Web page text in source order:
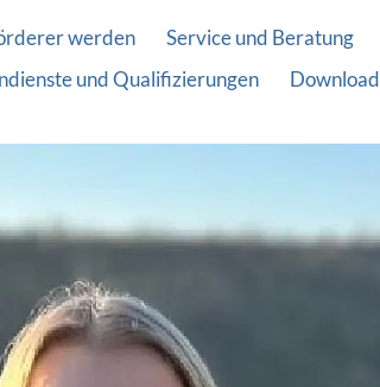
werden Service und Beratung
und Qualifizierungen
Download